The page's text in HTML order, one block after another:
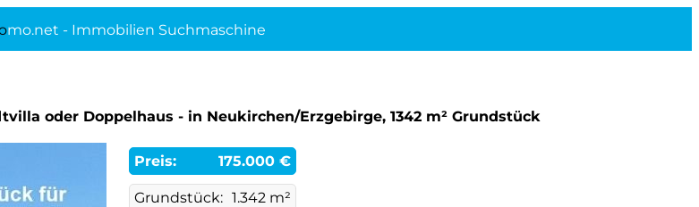
mo.net - Immobilien Suchmaschine
oder Doppelhaus - in Neukirchen/Erzgebirge, 1342 m² Grundstück
Preis: 175.000 €
Grundstück: 1.342 m²